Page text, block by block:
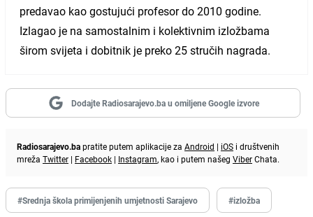
predavao kao gostujući profesor do 2010 godine.
Izlagao je na samostalnim i kolektivnim izložbama
širom svijeta i dobitnik je preko 25 stručih nagrada.
Dodajte Radiosarajevo.ba u omiljene Google izvore
Radiosarajevo.bapratite putem aplikacije za Android | iOS i društvenih
mreža Twitter | Facebook | Instagram, kao i putem našeg ViberChata.
#Srednja škola primijenjenih umjetnosti Sarajevo #izložba